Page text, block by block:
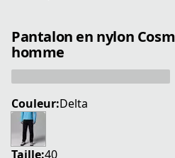
Pantalon en nylon
homme
Couleur:Delta
Taille:40